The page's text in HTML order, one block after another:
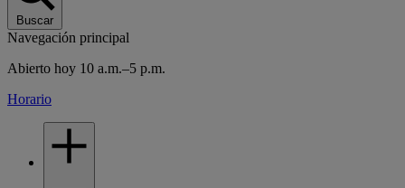
Buscar
Navegación principal
Abierto hoy 10 a.m.–5 p.m.
Horario